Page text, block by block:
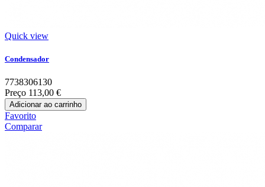
Quick view
Condensador
7738306130
Preço 113,00 €
Adicionar ao carrinho
Favorito
Comparar